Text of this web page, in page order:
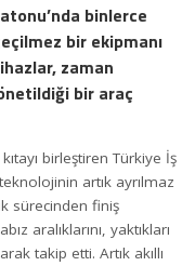
binlerce
bir ekipmanı
zaman
bir araç
birleştiren Türkiye İş
artık ayrılmaz
sürecinden finiş
aralıklarını, yaktıkları
takip etti. Artık akıllı